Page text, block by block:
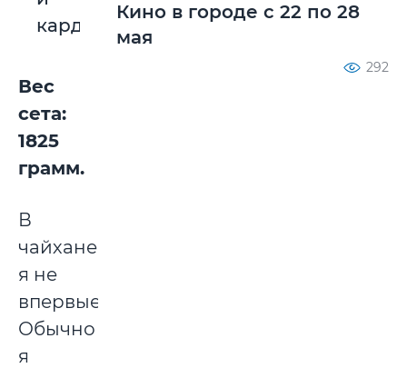
кардамона)
Вес
сета:
1825
грамм.
В
чайхане
я не
впервые.
Обычно
я
Кино в городе с 22 по 28
мая
292